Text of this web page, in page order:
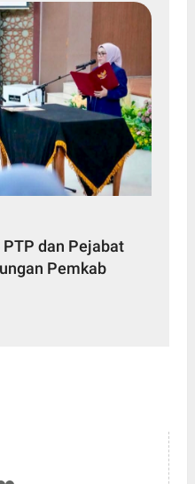
dan Pejabat
Pemkab